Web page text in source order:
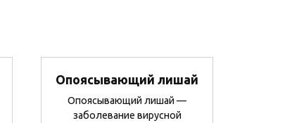
Опоясывающий лишай
Опоясывающий лишай —
заболевание вирусной